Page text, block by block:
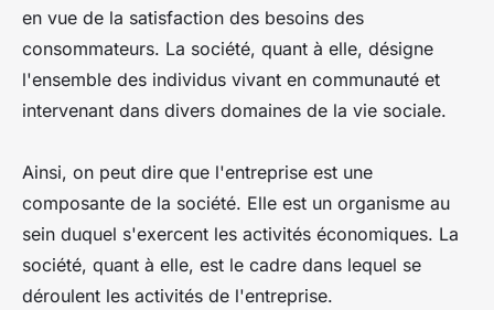
en vue de la satisfaction des besoins des
consommateurs. La société, quant à elle, désigne
l'ensemble des individus vivant en communauté et
intervenant dans divers domaines de la vie sociale.
Ainsi, on peut dire que l'entreprise est une
composante de la société. Elle est un organisme au
sein duquel s'exercent les activités économiques. La
société, quant à elle, est le cadre dans lequel se
déroulent les activités de l'entreprise.